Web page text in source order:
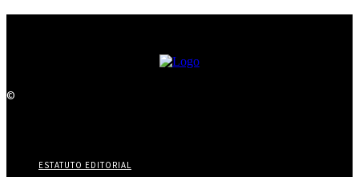
©
ESTATUTO EDITORIAL